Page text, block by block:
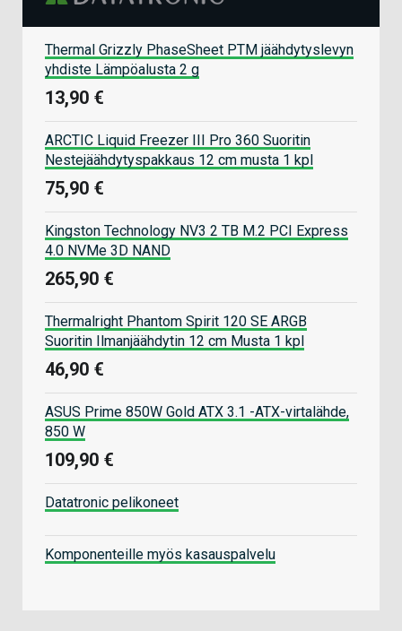
Thermal Grizzly PhaseSheet PTM jäähdytyslevyn
yhdiste Lämpöalusta 2 g
13,90 €
ARCTIC Liquid Freezer III Pro 360 Suoritin
Nestejäähdytyspakkaus 12 cm musta 1 kpl
75,90 €
Kingston Technology NV3 2 TB M.2 PCI Express
4.0 NVMe 3D NAND
265,90 €
Thermalright Phantom Spirit 120 SE ARGB
Suoritin Ilmanjäähdytin 12 cm Musta 1 kpl
46,90 €
ASUS Prime 850W Gold ATX 3.1 -ATX-virtalähde,
850 W
109,90 €
Datatronic pelikoneet
Komponenteille myös kasauspalvelu